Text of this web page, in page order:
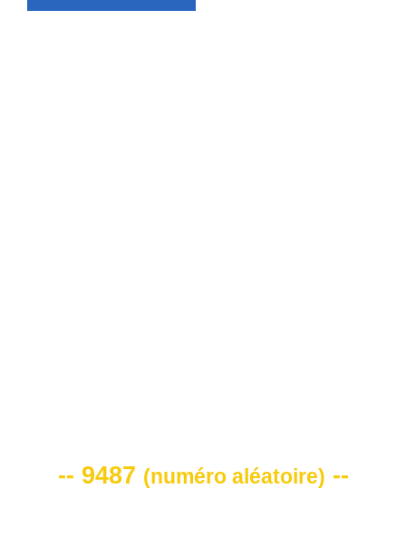
-- 9487 (numéro aléatoire) --